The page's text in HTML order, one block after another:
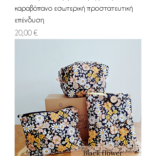
καραβόπανο εσωτερική προστατευτική
επένδυση
Τιμή
20,00 €